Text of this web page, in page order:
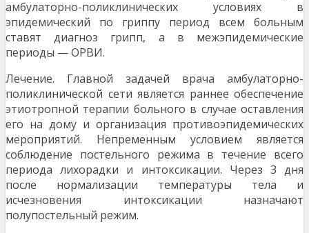
амбулаторно-поликлинических условиях в
эпидемический по гриппу период всем больным
ставят диагноз грипп, а в межэпидемические
периоды — ОРВИ.
Лечение. Главной задачей врача амбулаторно-
поликлинической сети является раннее обеспечение
этиотропной терапии больного в случае оставления
его на дому и организация противоэпидемических
мероприя­тий. Непременным условием является
соблюдение постельного режима в течение всего
периода лихорадки и интоксикации. Через 3 дня
после нормализации темпе­ратуры тела и
исчезновения интоксикации назначают
полупостельный режим.